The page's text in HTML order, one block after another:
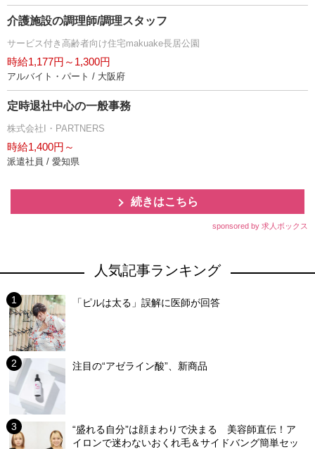
介護施設の調理師/調理スタッフ
サービス付き高齢者向け住宅makuake長居公園
時給1,177円～1,300円
アルバイト・パート / 大阪府
定時退社中心の一般事務
株式会社I・PARTNERS
時給1,400円～
派遣社員 / 愛知県
続きはこちら
sponsored by 求人ボックス
人気記事ランキング
「ピルは太る」誤解に医師が回答
注目の“アゼライン酸”、新商品
“盛れる自分”は顔まわりで決まる 美容師直伝！ア
イロンで迷わないおくれ毛＆サイドバング簡単セッ